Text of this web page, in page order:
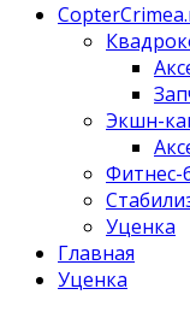
Экшн-
Фитнес-
Уценка
Главная
Уценка